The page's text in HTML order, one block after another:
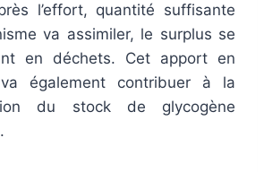
l’effort, quantité suffisante
va assimiler, le surplus se
en déchets. Cet apport en
également contribuer à la
du stock de glycogène